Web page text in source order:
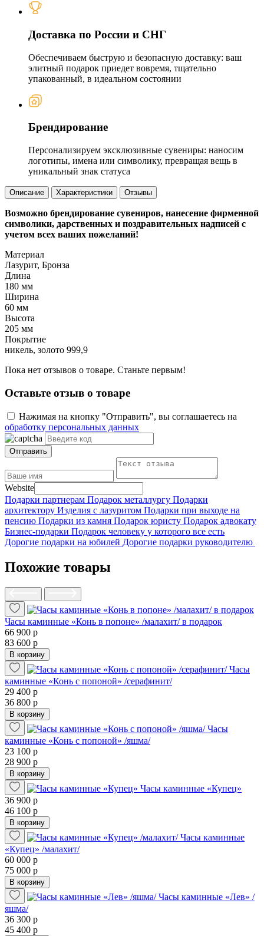
Доставка по России и СНГ
Обеспечиваем быструю и безопасную доставку: ваш
элитный подарок приедет вовремя, тщательно
упакованный, в идеальном состоянии
Брендирование
Персонализируем эксклюзивные сувениры: наносим
логотипы, имена или символику, превращая вещь в
уникальный знак статуса
Описание Характеристики Отзывы
Возможно брендирование сувениров, нанесение фирменной
символики, дарственных и поздравительных надписей с
учетом всех ваших пожеланий!
Материал
Лазурит, Бронза
Длина
180 мм
Ширина
60 мм
Высота
205 мм
Покрытие
никель, золото 999,9
Пока нет отзывов о товаре. Станьте первым!
Оставьте отзыв о товаре
Нажимая на кнопку "Отправить", вы соглашаетесь на
обработку персональных данных
Отправить
Website
Подарки партнерам Подарок металлургу Подарки
архитектору Изделия с лазуритом Подарки при выходе на
пенсию Подарки из камня Подарок юристу Подарок адвокату
Бизнес-подарки Подарок человеку у которого все есть
Дорогие подарки на юбилей Дорогие подарки руководителю
Похожие товары
Часы каминные «Конь в попоне» /малахит/ в подарок
66 900 р
83 600 р
В корзину
Часы
каминные «Конь с попоной» /серафинит/
29 400 р
36 800 р
В корзину
Часы
каминные «Конь с попоной» /яшма/
23 100 р
28 900 р
В корзину
Часы каминные «Купец»
36 900 р
46 100 р
В корзину
Часы каминные
«Купец» /малахит/
60 000 р
75 000 р
В корзину
Часы каминные «Лев» /
яшма/
36 300 р
45 400 р